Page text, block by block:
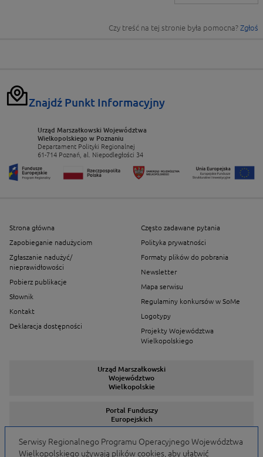
Czy treść na tej stronie była pomocna? Zgłoś
Znajdź Punkt Informacyjny
Urząd Marszałkowski Województwa
Wielkopolskiego w Poznaniu
Departament Polityki Regionalnej
61-714 Poznań, al. Niepodległości 34
Strona główna
Zapobieganie nadużyciom
Zgłaszanie nadużyć/
nieprawidłowości
Pobierz publikacje
Słownik
Kontakt
Deklaracja dostępności
Często zadawane pytania
Polityka prywatności
Formaty plików do pobrania
Newsletter
Mapa serwisu
Regulaminy konkursów w SoMe
Logotypy
Projekty Województwa
Wielkopolskiego
Urząd Marszałkowski
Województwo
Wielkopolskie
Portal Funduszy
Europejskich
Serwisy Regionalnego Programu Operacyjnego Województwa
Wielkopolskiego używają plików cookies, aby ułatwić